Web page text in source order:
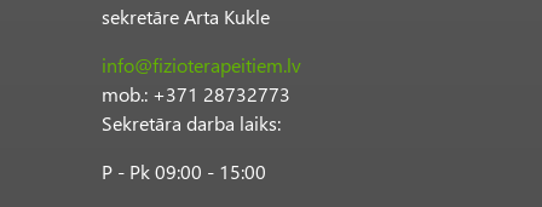
sekretāre Arta Kukle
info@fizioterapeitiem.lv
mob.: +371 28732773
Sekretāra darba laiks:
P - Pk 09:00 - 15:00